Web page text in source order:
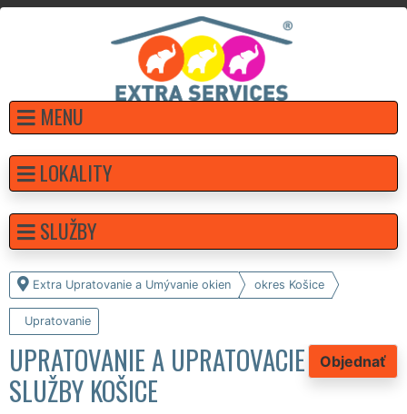
MENU
Extra Upratovanie a Umývanie okien okres Košice
Upratovanie
Objednať
UPRATOVANIE A UPRATOVACIE
SLUŽBY KOŠICE
LOKALITY
SLUŽBY